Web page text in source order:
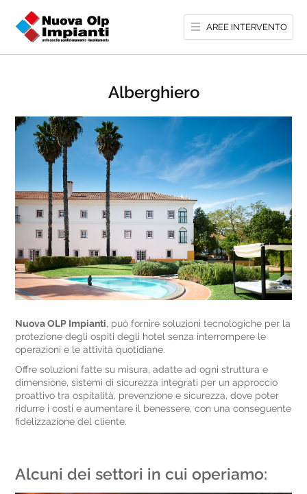
AREE INTERVENTO
Alberghiero
Nuova OLP Impianti, può fornire soluzioni tecnologiche per la
protezione degli ospiti degli hotel senza interrompere le
operazioni e le attività quotidiane.
Offre soluzioni fatte su misura, adatte ad ogni struttura e
dimensione, sistemi di sicurezza integrati per un approccio
proattivo tra ospitalità, prevenzione e sicurezza, dove poter
ridurre i costi e aumentare il benessere, con una conseguente
fidelizzazione del cliente.
Alcuni dei settori in cui operiamo: